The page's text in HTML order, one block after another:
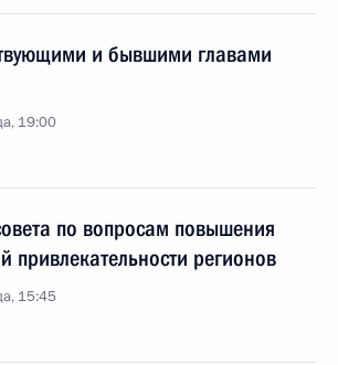
и бывшими главами
19:00
по вопросам повышения
привлекательности регионов
15:45